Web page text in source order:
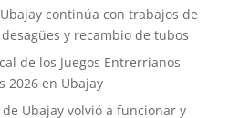
continúa con trabajos de
y recambio de tubos
de los Juegos Entrerrianos
2026 en Ubajay
Ubajay volvió a funcionar y